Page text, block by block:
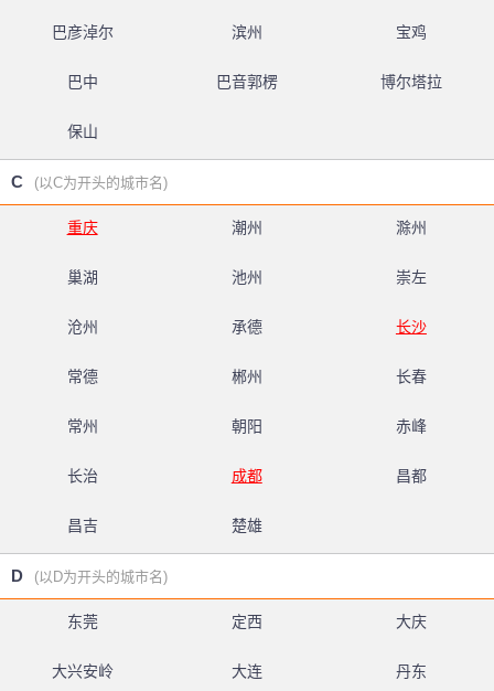
巴彦淖尔 滨州 宝鸡
巴中 巴音郭楞 博尔塔拉
保山
C (以C为开头的城市名)
重庆 潮州 滁州
巢湖 池州 崇左
沧州 承德 长沙
常德 郴州 长春
常州 朝阳 赤峰
长治 成都 昌都
昌吉 楚雄
D (以D为开头的城市名)
东莞 定西 大庆
大兴安岭 大连 丹东